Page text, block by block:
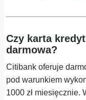
Czy karta
darmowa?
Citibank oferuje
pod warunkiem
1000 zł miesięcznie.